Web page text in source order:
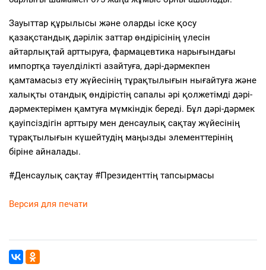
Зауыттар құрылысы және оларды іске қосу
қазақстандық дәрілік заттар өндірісінің үлесін
айтарлықтай арттыруға, фармацевтика нарығындағы
импортқа тәуелділікті азайтуға, дәрі-дәрмекпен
қамтамасыз ету жүйесінің тұрақтылығын нығайтуға және
халықты отандық өндірістің сапалы әрі қолжетімді дәрі-
дәрмектерімен қамтуға мүмкіндік береді. Бұл дәрі-дәрмек
қауіпсіздігін арттыру мен денсаулық сақтау жүйесінің
тұрақтылығын күшейтудің маңызды элементтерінің
біріне айналады.
#Денсаулық сақтау #Президенттің тапсырмасы
Версия для печати